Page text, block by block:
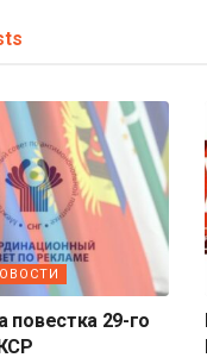
повестка 29-го